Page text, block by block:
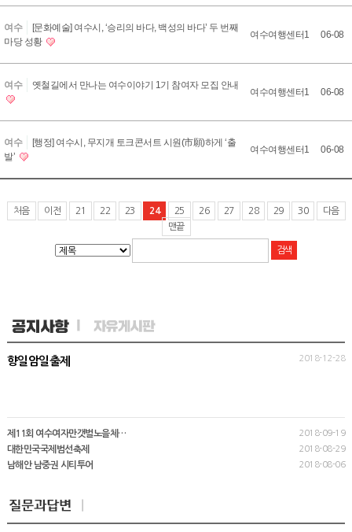
여수
[문화예술] 여수시, ‘승리의 바다, 백성의 바다’ 두 번째
마당 성황
여수여행센터1 06-08
여수 옛철길에서 만나는 여수이야기 1기 참여자 모집 안내
여수여행센터1 06-08
여수
[행정] 여수시, 무지개 토크콘서트 시원(市願)하게 ‘출
발’
여수여행센터1 06-08
처음 이전 21 22 23 24 25 26 27 28 29 30
다음
맨끝
향일암일출제 2018-12-28
제11회 여수여자만갯벌노을체… 2018-09-19
대한민국국제범선축제 2018-08-29
남해안 남중권 시티투어 2018-08-06